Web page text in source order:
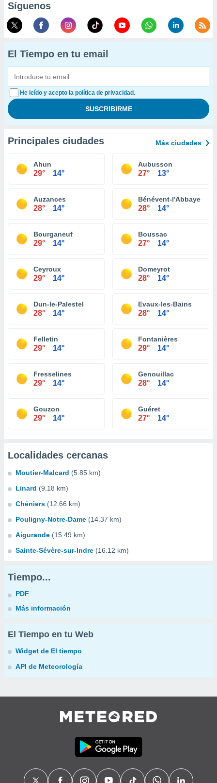
Síguenos
El Tiempo en tu email
He leído y acepto la política de privacidad.
Principales ciudades Más ciudades
Ahun
29° 14°
Aubusson
27° 13°
Auzances
28° 14°
Bénévent-l'Abbaye
28° 14°
Bourganeuf
29° 14°
Boussac
27° 14°
Ceyroux
29° 14°
Domeyrot
28° 14°
Dun-le-Palestel
28° 14°
Evaux-les-Bains
28° 14°
Felletin
29° 14°
Fontanières
29° 14°
Fresselines
29° 14°
Genouillac
28° 14°
Gouzon
29° 14°
Guéret
27° 14°
Localidades cercanas
Moutier-Malcard (5.85 km)
Linard (9.18 km)
Chéniers (12.66 km)
Pouligny-Notre-Dame (14.37 km)
Aigurande (15.49 km)
Sainte-Sévère-sur-Indre (16.12 km)
Tiempo...
PDF
Más información
El Tiempo en tu Web
Widget de El tiempo
API de Meteorología